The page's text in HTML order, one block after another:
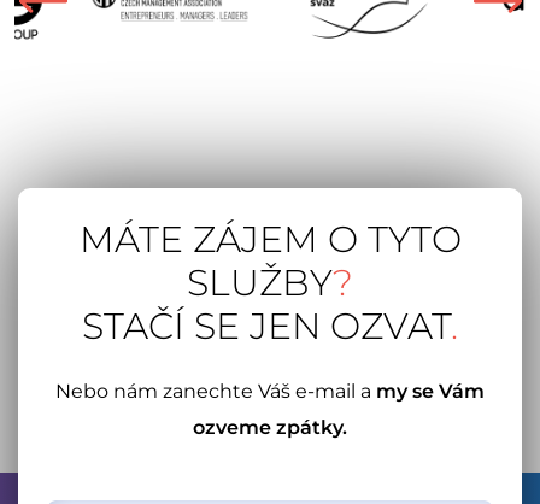
MÁTE ZÁJEM O TYTO
SLUŽBY?
STAČÍ SE JEN OZVAT.
Nebo nám zanechte Váš e-mail a my se Vám
ozveme zpátky.